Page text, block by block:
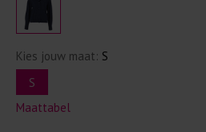
Kies jouw maat: S
S
Maattabel